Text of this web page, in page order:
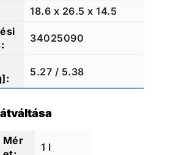
18.6 x 26.5 x 14.5
34025090
5.27 / 5.38
1 l